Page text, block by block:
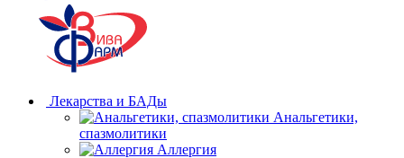
Лекарства и БАДы
Анальгетики,
спазмолитики
Аллергия